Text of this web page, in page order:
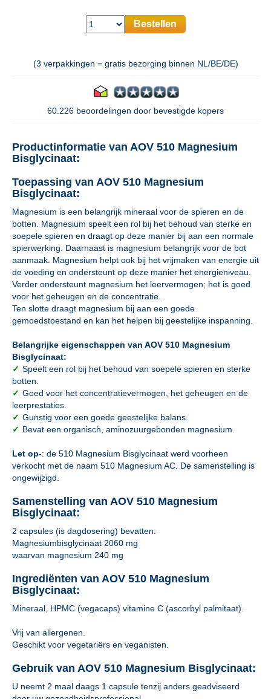
Bestellen
(3 verpakkingen = gratis bezorging binnen NL/BE/DE)
60.226 beoordelingen door bevestigde kopers
Productinformatie van AOV 510 Magnesium
Bisglycinaat:
Toepassing van AOV 510 Magnesium
Bisglycinaat:
Magnesium is een belangrijk mineraal voor de spieren en de
botten. Magnesium speelt een rol bij het behoud van sterke en
soepele spieren en draagt op deze manier bij aan een normale
spierwerking. Daarnaast is magnesium belangrijk voor de bot
aanmaak. Magnesium helpt ook bij het vrijmaken van energie uit
de voeding en ondersteunt op deze manier het energieniveau.
Verder ondersteunt magnesium het leervermogen; het is goed
voor het geheugen en de concentratie.
Ten slotte draagt magnesium bij aan een goede
gemoedstoestand en kan het helpen bij geestelijke inspanning.
Belangrijke eigenschappen van AOV 510 Magnesium
Bisglycinaat:
✓ Speelt een rol bij het behoud van soepele spieren en sterke
botten.
✓ Goed voor het concentratievermogen, het geheugen en de
leerprestaties.
✓ Gunstig voor een goede geestelijke balans.
✓ Bevat een organisch, aminozuurgebonden magnesium.
Let op-: de 510 Magnesium Bisglycinaat werd voorheen
verkocht met de naam 510 Magnesium AC. De samenstelling is
ongewijzigd.
Samenstelling van AOV 510 Magnesium
Bisglycinaat:
2 capsules (is dagdosering) bevatten:
Magnesiumbisglycinaat 2060 mg
waarvan magnesium 240 mg
Ingrediënten van AOV 510 Magnesium
Bisglycinaat:
Mineraal, HPMC (vegacaps) vitamine C (ascorbyl palmitaat).
Vrij van allergenen.
Geschikt voor vegetariërs en veganisten.
Gebruik van AOV 510 Magnesium Bisglycinaat:
U neemt 2 maal daags 1 capsule tenzij anders geadviseerd